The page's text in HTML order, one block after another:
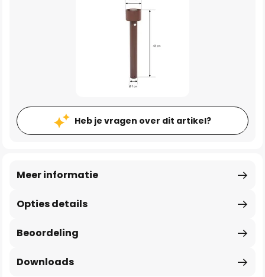
Heb je vragen over dit artikel?
Opties details
Meer informatie
Beoordeling
Downloads